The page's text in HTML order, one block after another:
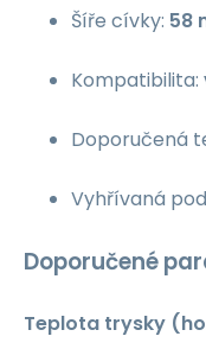
Šíře cívky: 58
Kompatibilita:
Doporučená
Vyhřívaná
Doporučené
Teplota trysky